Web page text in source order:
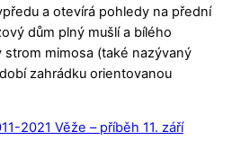
a otevírá pohledy na přední
dům plný mušlí a bílého
mimosa (také nazývaný
zahrádku orientovanou
2021 Věže – příběh 11. září